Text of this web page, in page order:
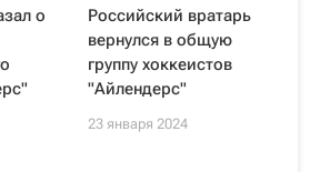
о
Российский вратарь
вернулся в общую
группу хоккеистов
"Айлендерс"
23 января 2024